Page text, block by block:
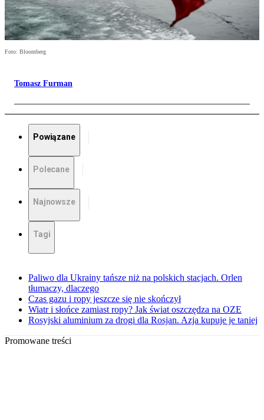
Foto: Bloomberg
Tomasz Furman
Powiązane
Polecane
Najnowsze
Tagi
Paliwo dla Ukrainy tańsze niż na polskich stacjach. Orlen
tłumaczy, dlaczego
Czas gazu i ropy jeszcze się nie skończył
Wiatr i słońce zamiast ropy? Jak świat oszczędza na OZE
Rosyjski aluminium za drogi dla Rosjan. Azja kupuje je taniej
Promowane treści